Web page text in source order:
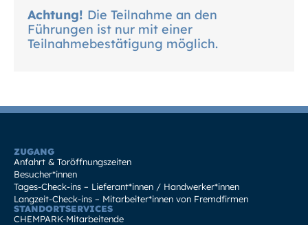
Achtung! Die Teilnahme an den
Führungen ist nur mit einer
Teilnahmebestätigung möglich.
ZUGANG
Anfahrt & Toröffnungszeiten
Besucher*innen
Tages-Check-ins – Lieferant*innen / Handwerker*innen
Langzeit-Check-ins – Mitarbeiter*innen von Fremdfirmen
STANDORTSERVICES
CHEMPARK-Mitarbeitende